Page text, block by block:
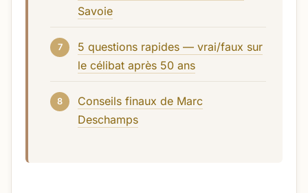
Savoie
5 questions rapides — vrai/faux sur
le célibat après 50 ans
Conseils finaux de Marc
Deschamps